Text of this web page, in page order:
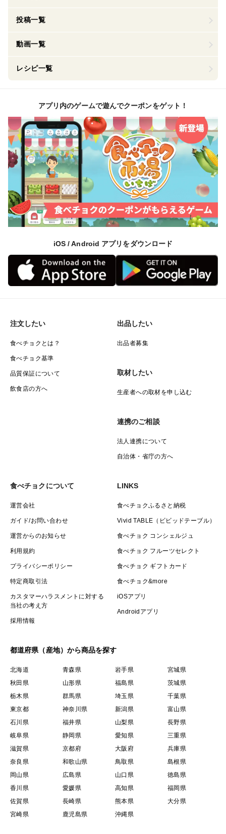
投稿一覧
動画一覧
レシピ一覧
アプリ内のゲームで遊んでクーポンをゲット！
iOS / Android アプリをダウンロード
注文したい
食べチョクとは？
食べチョク基準
品質保証について
飲食店の方へ
出品したい
出品者募集
取材したい
生産者への取材を申し込む
連携のご相談
法人連携について
自治体・省庁の方へ
食べチョクについて
運営会社
ガイド/お問い合わせ
運営からのお知らせ
利用規約
プライバシーポリシー
特定商取引法
カスタマーハラスメントに対する
当社の考え方
採用情報
LINKS
食べチョクふるさと納税
Vivid TABLE（ビビッドテーブル）
食べチョク コンシェルジュ
食べチョク フルーツセレクト
食べチョク ギフトカード
食べチョク&more
iOSアプリ
Androidアプリ
都道府県（産地）から商品を探す
北海道 青森県 岩手県
宮城県
秋田県
山形県 福島県
茨城県
栃木県
群馬県 埼玉県
千葉県
東京都
神奈川県 新潟県
富山県
石川県
福井県 山梨県
長野県
岐阜県
静岡県 愛知県
三重県
滋賀県
京都府 大阪府
兵庫県
奈良県
和歌山県 鳥取県
島根県
岡山県
広島県 山口県
徳島県
香川県
愛媛県 高知県
福岡県
佐賀県
長崎県 熊本県
大分県
宮崎県
鹿児島県 沖縄県